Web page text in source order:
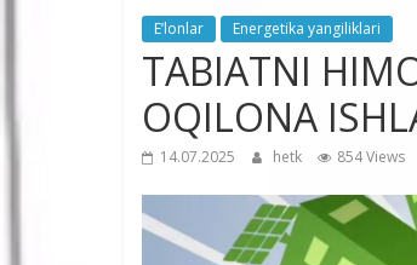
E’lonlar Energetika yangiliklari
TABIATNI
OQILONA
14.07.2025 hetk 854 Views